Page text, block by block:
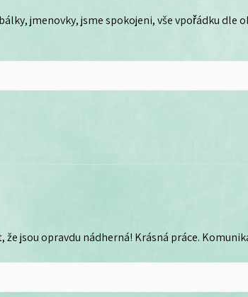
jmenovky, jsme spokojeni, vše vpořádku dle
jsou opravdu nádherná! Krásná práce.